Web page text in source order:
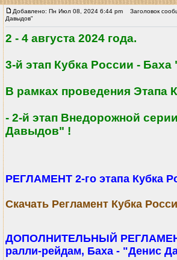
Добавлено: Пн Июл 08, 2024 6:44 pm
Заголовок
Давыдов"
2 - 4 августа 2024 года.
3-й этап Кубка России -
В рамках проведения Этапа
- 2-й этап Внедорожной
Давыдов" !
РЕГЛАМЕНТ 2-го этапа Кубка
Скачать Регламент Кубка
ДОПОЛНИТЕЛЬНЫЙ РЕГЛАМЕНТ
ралли-рейдам, Баха - "Денис